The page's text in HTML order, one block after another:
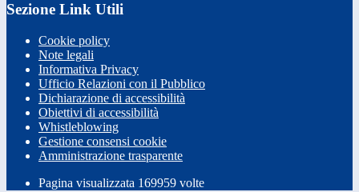
Sezione Link Utili
Cookie policy
Note legali
Informativa Privacy
Ufficio Relazioni con il Pubblico
Dichiarazione di accessibilità
Obiettivi di accessibilità
Whistleblowing
Gestione consensi cookie
Amministrazione trasparente
Pagina visualizzata 169959 volte